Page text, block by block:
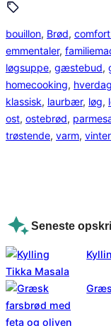
bouillon, Brød,
emmentaler,
løgsuppe, gæstebud,
homecooking,
klassisk, laurbær, løg,
ost, ostebrød,
trøstende, varm,
Seneste